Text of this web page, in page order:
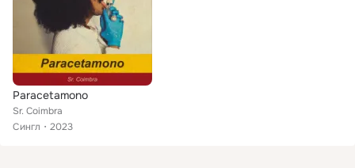
Paracetamono
Sr. Coimbra
Сингл
2023